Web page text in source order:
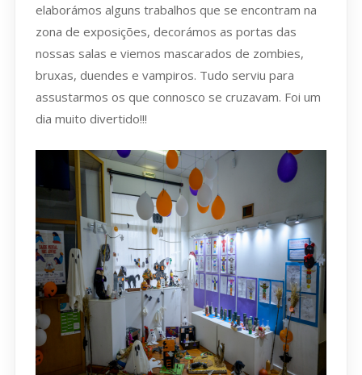
elaborámos alguns trabalhos que se encontram na
zona de exposições, decorámos as portas das
nossas salas e viemos mascarados de zombies,
bruxas, duendes e vampiros. Tudo serviu para
assustarmos os que connosco se cruzavam. Foi um
dia muito divertido!!!